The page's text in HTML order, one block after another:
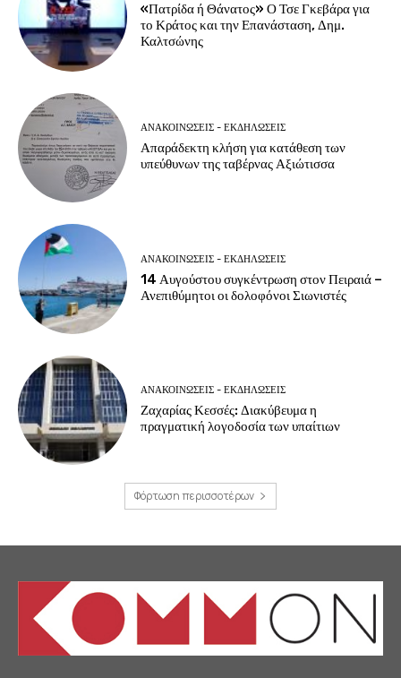
«Πατρίδα ή Θάνατος» Ο Τσε Γκεβάρα για
το Κράτος και την Επανάσταση, Δημ.
Καλτσώνης
ΑΝΑΚΟΙΝΩΣΕΙΣ - ΕΚΔΗΛΩΣΕΙΣ
Απαράδεκτη κλήση για κατάθεση των
υπεύθυνων της ταβέρνας Αξιώτισσα
ΑΝΑΚΟΙΝΩΣΕΙΣ - ΕΚΔΗΛΩΣΕΙΣ
14 Αυγούστου συγκέντρωση στον Πειραιά –
Ανεπιθύμητοι οι δολοφόνοι Σιωνιστές
ΑΝΑΚΟΙΝΩΣΕΙΣ - ΕΚΔΗΛΩΣΕΙΣ
Ζαχαρίας Κεσσές: Διακύβευμα η
πραγματική λογοδοσία των υπαίτιων
Φόρτωση περισσοτέρων